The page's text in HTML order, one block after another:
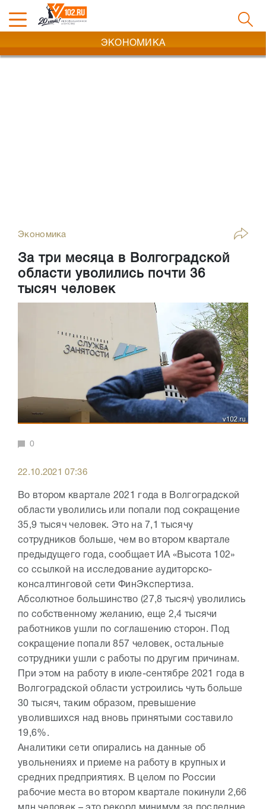
ЭКОНОМИКА
Экономика
За три месяца в Волгоградской
области уволились почти 36
тысяч человек
0
22.10.2021 07:36
Во втором квартале 2021 года в Волгоградской
области уволились или попали под сокращение
35,9 тысяч человек. Это на 7,1 тысячу
сотрудников больше, чем во втором квартале
предыдущего года, сообщает ИА «Высота 102»
со ссылкой на исследование аудиторско-
консалтинговой сети ФинЭкспертиза.
Абсолютное большинство (27,8 тысяч) уволились
по собственному желанию, еще 2,4 тысячи
работников ушли по соглашению сторон. Под
сокращение попали 857 человек, остальные
сотрудники ушли с работы по другим причинам.
При этом на работу в июле-сентябре 2021 года в
Волгоградской области устроились чуть больше
30 тысяч, таким образом, превышение
уволившихся над вновь принятыми составило
19,6%.
Аналитики сети опирались на данные об
увольнениях и приеме на работу в крупных и
средних предприятиях. В целом по России
рабочие места во втором квартале покинули 2,66